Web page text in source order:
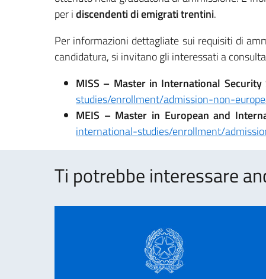
per idiscendenti di emigrati trentini.
Per informazioni dettagliate sui requisiti di
candidatura, si invitano gli interessati a
MISS – Master in International Security
studies/enrollment/admission-non-
MEIS – Master in European and
international-studies/enrollment/
Ti potrebbe interessare